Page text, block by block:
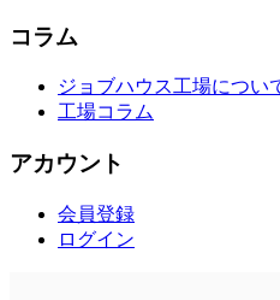
コラム
ジョブハウス工場につい
工場コラム
アカウント
会員登録
ログイン